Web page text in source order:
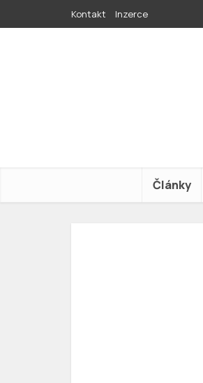
Kontakt Inzerce
Články